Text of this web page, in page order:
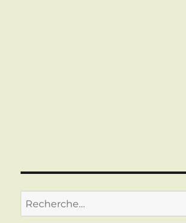
Recherche
pour :